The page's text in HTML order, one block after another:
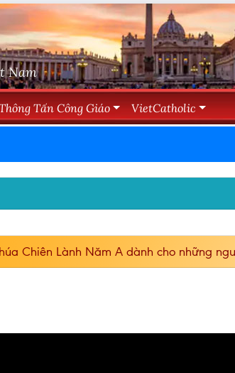
Nam
Tấn Công Giáo VietCatholic
Chiên Lành Năm A dành cho những